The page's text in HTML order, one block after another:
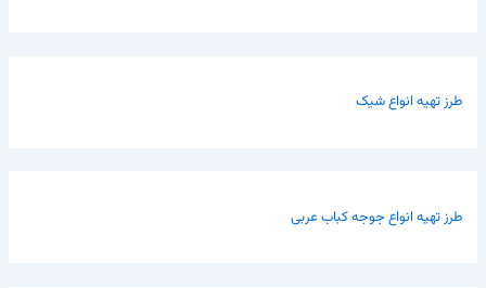
طرز تهیه انواع شیک
طرز تهیه انواع جوجه کباب عربی